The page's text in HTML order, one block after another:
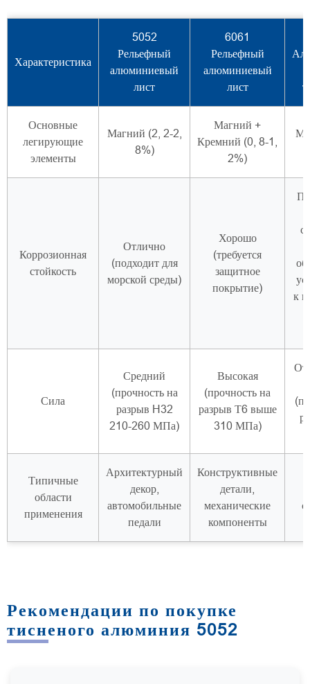
Характеристика
5052
Рельефный
алюминиевый
лист
6061
Рельефный
алюминиевый
лист
Основные
легирующие
элементы
Магний (2, 2-2,
8%)
Магний +
Кремний (0, 8-1,
2%)
Коррозионная
стойкость
Отлично
(подходит для
морской среды)
Хорошо
(требуется
защитное
покрытие)
к
Сила
Средний
(прочность на
разрыв H32
210-260 МПа)
Высокая
(прочность на
разрыв Т6 выше
310 МПа)
Типичные
области
применения
Архитектурный
декор,
автомобильные
педали
Конструктивные
детали,
механические
компоненты
Рекомендации по покупке
тисненого алюминия 5052